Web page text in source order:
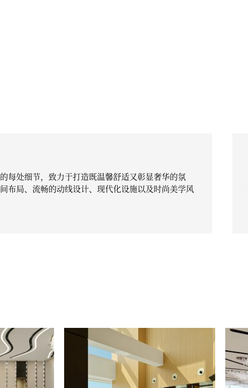
每处细节，致力于打造既温馨舒适又彰显奢华的氛
布局、流畅的动线设计、现代化设施以及时尚美学风